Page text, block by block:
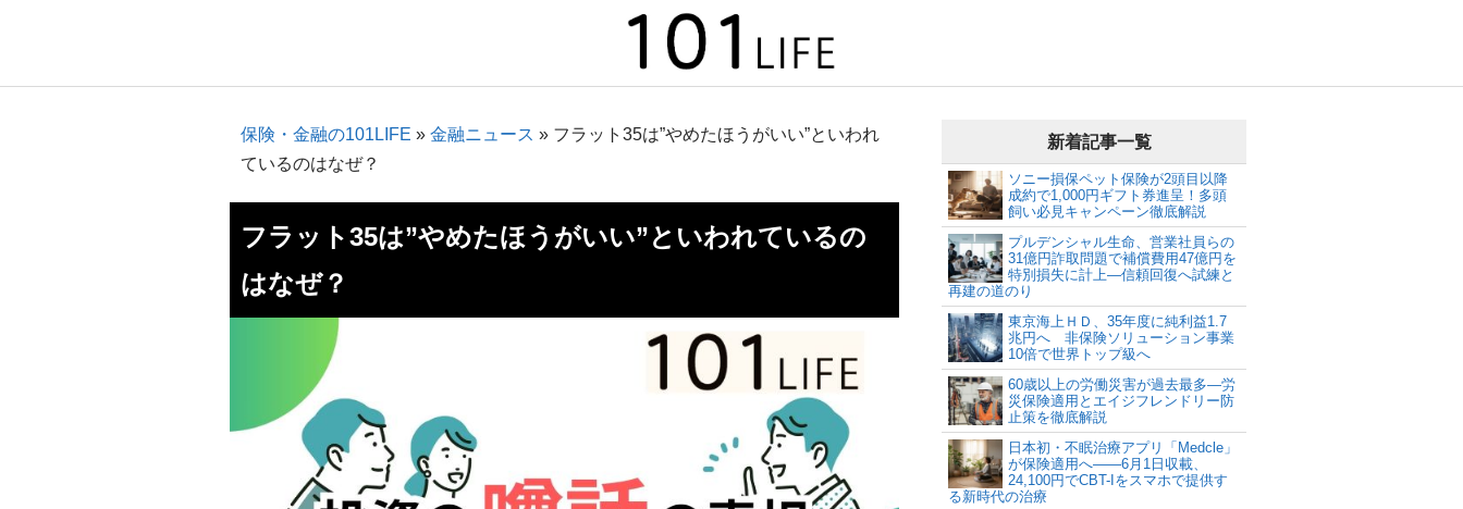
保険・金融の101LIFE »金融ニュース » フラット35は”やめたほうがいい”といわれ
ているのはなぜ？
フラット35は”やめたほうがいい”といわれているの
はなぜ？
新着記事一覧
ソニー損保ペット保険が2頭目以降
成約で1,000円ギフト券進呈！多頭
飼い必見キャンペーン徹底解説
プルデンシャル生命、営業社員らの
31億円詐取問題で補償費用47億円を
特別損失に計上―信頼回復へ試練と
再建の道のり
東京海上ＨＤ、35年度に純利益1.7
兆円へ 非保険ソリューション事業
10倍で世界トップ級へ
60歳以上の労働災害が過去最多―労
災保険適用とエイジフレンドリー防
止策を徹底解説
日本初・不眠治療アプリ「Medcle」
が保険適用へ――6月1日収載、
24,100円でCBT-Iをスマホで提供す
る新時代の治療